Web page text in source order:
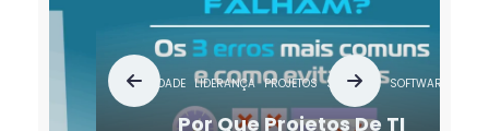
AGILIDADE LIDERANÇA PROJETOS SERVIÇOS SOFTWARE SUSTENTAÇÃO
Por Que Projetos De TI